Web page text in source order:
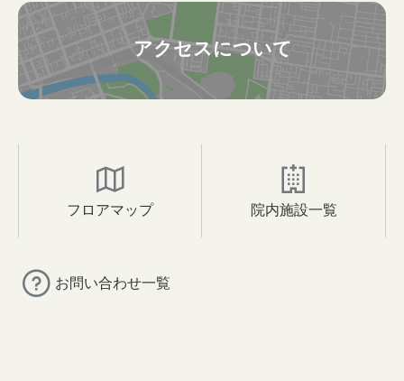
アクセスについて
フロアマップ 院内施設一覧
お問い合わせ一覧